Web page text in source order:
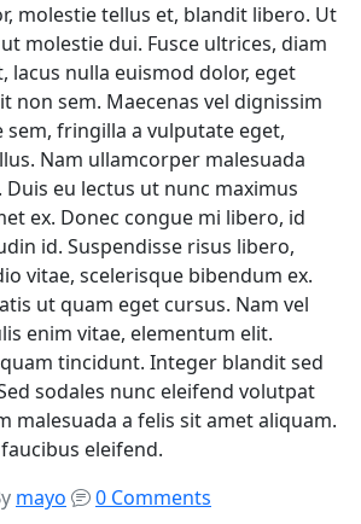
molestie tellus et, blandit libero. Ut
molestie dui. Fusce ultrices, diam
lacus nulla euismod dolor, eget
non sem. Maecenas vel dignissim
sem, fringilla a vulputate eget,
Nam ullamcorper malesuada
eu lectus ut nunc maximus
ex. Donec congue mi libero, id
id. Suspendisse risus libero,
vitae, scelerisque bibendum ex.
ut quam eget cursus. Nam vel
enim vitae, elementum elit.
tincidunt. Integer blandit sed
sodales nunc eleifend volutpat
malesuada a felis sit amet aliquam.
eleifend.
mayo 0 Comments